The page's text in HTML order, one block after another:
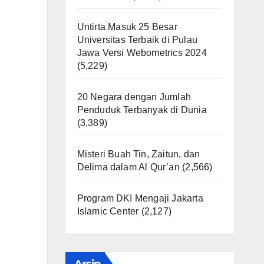
Untirta Masuk 25 Besar
Universitas Terbaik di Pulau
Jawa Versi Webometrics 2024
(5,229)
20 Negara dengan Jumlah
Penduduk Terbanyak di Dunia
(3,389)
Misteri Buah Tin, Zaitun, dan
Delima dalam Al Qur’an (2,566)
Program DKI Mengaji Jakarta
Islamic Center (2,127)